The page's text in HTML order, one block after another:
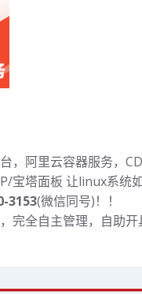
，阿里云容器服务，
宝塔面板 让linux系统
3153(微信同号)！！
完全自主管理，自助